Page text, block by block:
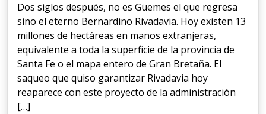
Dos siglos después, no es Güemes el que regresa
sino el eterno Bernardino Rivadavia. Hoy existen 13
millones de hectáreas en manos extranjeras,
equivalente a toda la superficie de la provincia de
Santa Fe o el mapa entero de Gran Bretaña. El
saqueo que quiso garantizar Rivadavia hoy
reaparece con este proyecto de la administración
[…]